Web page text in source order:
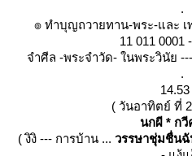
.
๏ ทำบุญถวายทาน-พระ-และ เ
11 011 0001
จำศีล -พระจำวัด- ในพระวินัย
.
( วันอาทิตย์ ที่
นกผี * กวี
( งิงิ --- การบ้าน ... วรรษาชุ่มชื่น